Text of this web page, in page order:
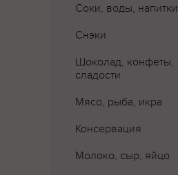
Соки, воды, напитки
Снэки
Шоколад, конфеты,
сладости
Мясо, рыба, икра
Консервация
Молоко, сыр, яйцо